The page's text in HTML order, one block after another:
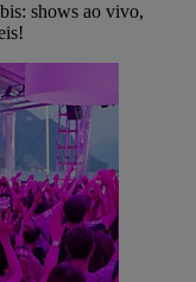
shows ao vivo,